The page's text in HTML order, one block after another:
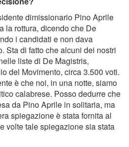
dimissionario Pino Aprile
la rottura, dicendo che De
i candidati e non dava
Sta di fatto che alcuni dei nostri
liste di De Magistris,
del Movimento, circa 3.500 voti.
è che noi, in una notte, siamo
calabrese. Posso dedurre che
da Pino Aprile in solitaria, ma
spiegazione è stata fornita al
volte tale spiegazione sia stata